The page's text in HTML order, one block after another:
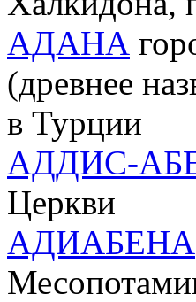
АДАНА
(древнее
в Турции
АДДИС-
Церкви
АДИАБЕНА